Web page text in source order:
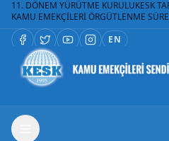
11. DÖNEM YÜRÜTME KURULUKESK
KAMU EMEKÇİLERİ ÖRGÜTLENME
EN